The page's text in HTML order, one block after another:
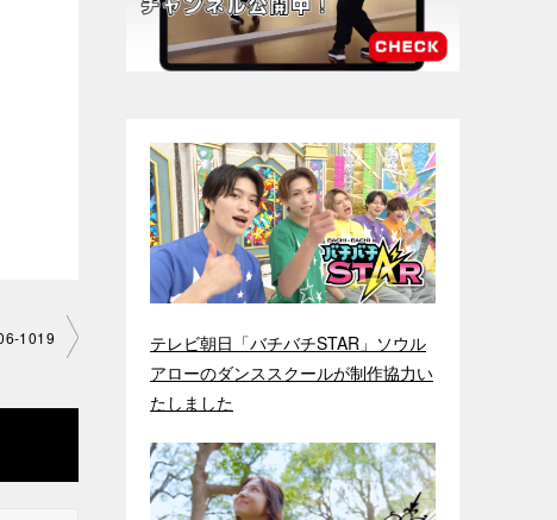
1019
テレビ朝日「バチバチSTAR」ソウル
アローのダンススクールが制作協力い
たしました